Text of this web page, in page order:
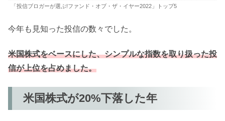
「投信ブロガーが選ぶ!ファンド・オブ・ザ・イヤー2022」トップ5
今年も見知った投信の数々でした。
米国株式をベースにした、シンプルな指数を取り扱った投
信が上位を占めました。
米国株式が20%下落した年